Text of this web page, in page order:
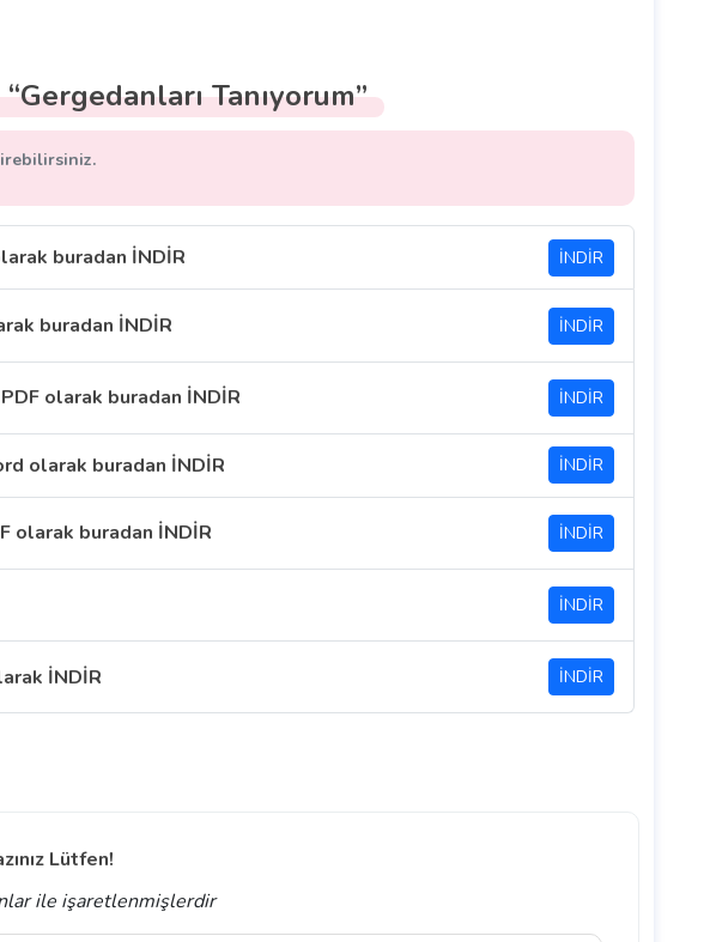
Tanıyorum”
buradan İNDİR İNDİR
buradan İNDİR İNDİR
olarak buradan İNDİR İNDİR
olarak buradan İNDİR İNDİR
olarak buradan İNDİR İNDİR
İNDİR
İNDİR İNDİR
Lütfen!
ile işaretlenmişlerdir